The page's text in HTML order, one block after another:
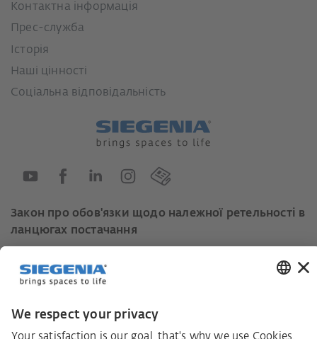
Контактна інформація
Прес-служба
Історія
Наші цінності
Соціальна відповідальність
Закон про обов'язки щодо належної ретельності в
ланцюгах постачання
Інформаційний лист для постачальників щодо
постачання (LkSG)
Декларація про принципи стратегії у сфері прав